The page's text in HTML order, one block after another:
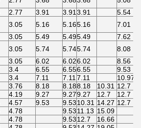
2.77 3.91 3.91 3.91 5.54
3.05 5.16 5.165.16 7.01
3.05 5.49 5.495.49 7.62
3.05 5.74 5.745.74 8.08
3.05 6.02 6.026.02 8.56
3.4 6.55 6.556.55 9.53
3.4 7.11 7.11 7.11 10.97
3.76 8.18 8.188.18 10.31 12.7
4.19 9.27 9.279.27 12.7 12.7
4.57 9.53 9.5310.31 14.27 12.7
4.78 9.5311.13 15.09
4.78 9.5312.7 16.66